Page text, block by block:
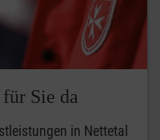
Sie da
in Nettetal